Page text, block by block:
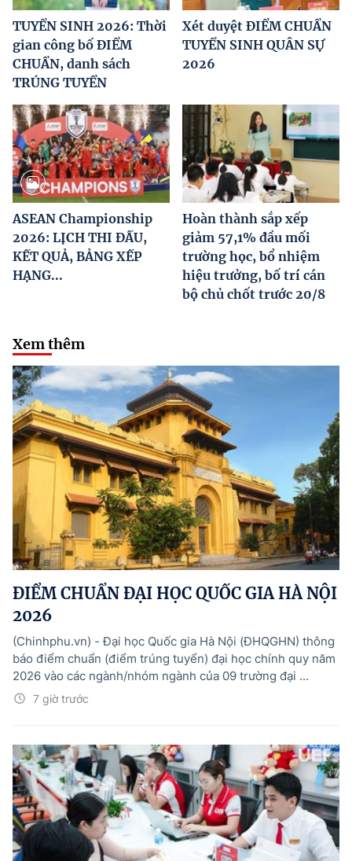
TUYỂN SINH 2026: Thời
gian công bố ĐIỂM
CHUẨN, danh sách
TRÚNG TUYỂN
Xét duyệt ĐIỂM CHUẨN
TUYỂN SINH QUÂN SỰ
2026
ASEAN Championship
2026: LỊCH THI ĐẤU,
KẾT QUẢ, BẢNG XẾP
HẠNG...
Hoàn thành sắp xếp
giảm 57,1% đầu mối
trường học, bổ nhiệm
hiệu trưởng, bố trí cán
bộ chủ chốt trước 20/8
Xem thêm
ĐIỂM CHUẨN ĐẠI HỌC QUỐC GIA HÀ NỘI
2026
7 giờ trước
(Chinhphu.vn) - Đại học Quốc gia Hà Nội (ĐHQGHN) thông
báo điểm chuẩn (điểm trúng tuyển) đại học chính quy năm
2026 vào các ngành/nhóm ngành của 09 trường đại ...